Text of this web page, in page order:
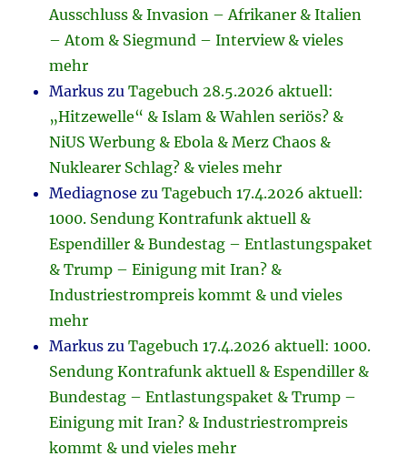
Ausschluss & Invasion – Afrikaner & Italien
– Atom & Siegmund – Interview & vieles
mehr
Markus zuTagebuch 28.5.2026 aktuell:
„Hitzewelle“ & Islam & Wahlen seriös? &
NiUS Werbung & Ebola & Merz Chaos &
Nuklearer Schlag? & vieles mehr
Mediagnose zuTagebuch 17.4.2026 aktuell:
1000. Sendung Kontrafunk aktuell &
Espendiller & Bundestag – Entlastungspaket
& Trump – Einigung mit Iran? &
Industriestrompreis kommt & und vieles
mehr
Markus zuTagebuch 17.4.2026 aktuell: 1000.
Sendung Kontrafunk aktuell & Espendiller &
Bundestag – Entlastungspaket & Trump –
Einigung mit Iran? & Industriestrompreis
kommt & und vieles mehr